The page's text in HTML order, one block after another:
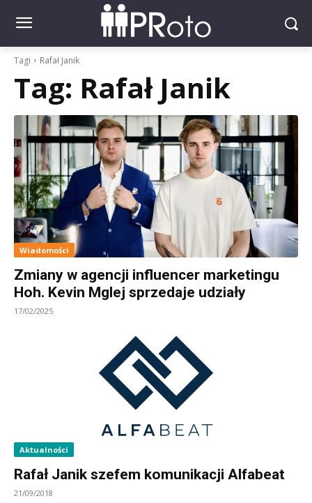
Tagi Rafał Janik
Tag: Rafał Janik
Wiadomości
Zmiany w agencji influencer marketingu
Hoh. Kevin Mglej sprzedaje udziały
17/02/2025
Aktualności
Rafał Janik szefem komunikacji Alfabeat
21/09/2018